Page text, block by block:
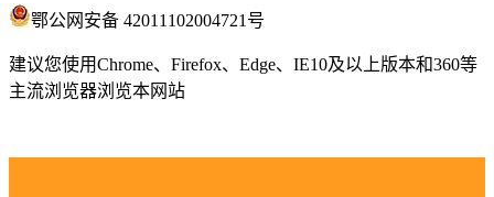
鄂公网安备 42011102004721号
建议您使用Chrome、Firefox、Edge、IE10及以上版本和360等
主流浏览器浏览本网站